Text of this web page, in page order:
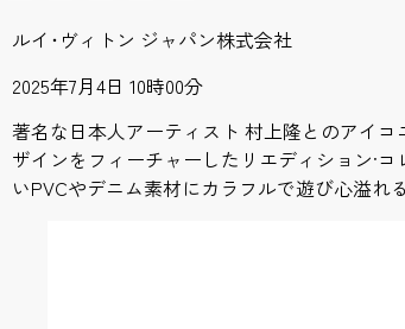
ルイ･ヴィトン ジャパン株式会社
2025年7月4日 10時00分
著名な日本人アーティスト 村上隆とのアイ
ザインをフィーチャーしたリエディション·コ
いPVCやデニム素材にカラフルで遊び心溢れ